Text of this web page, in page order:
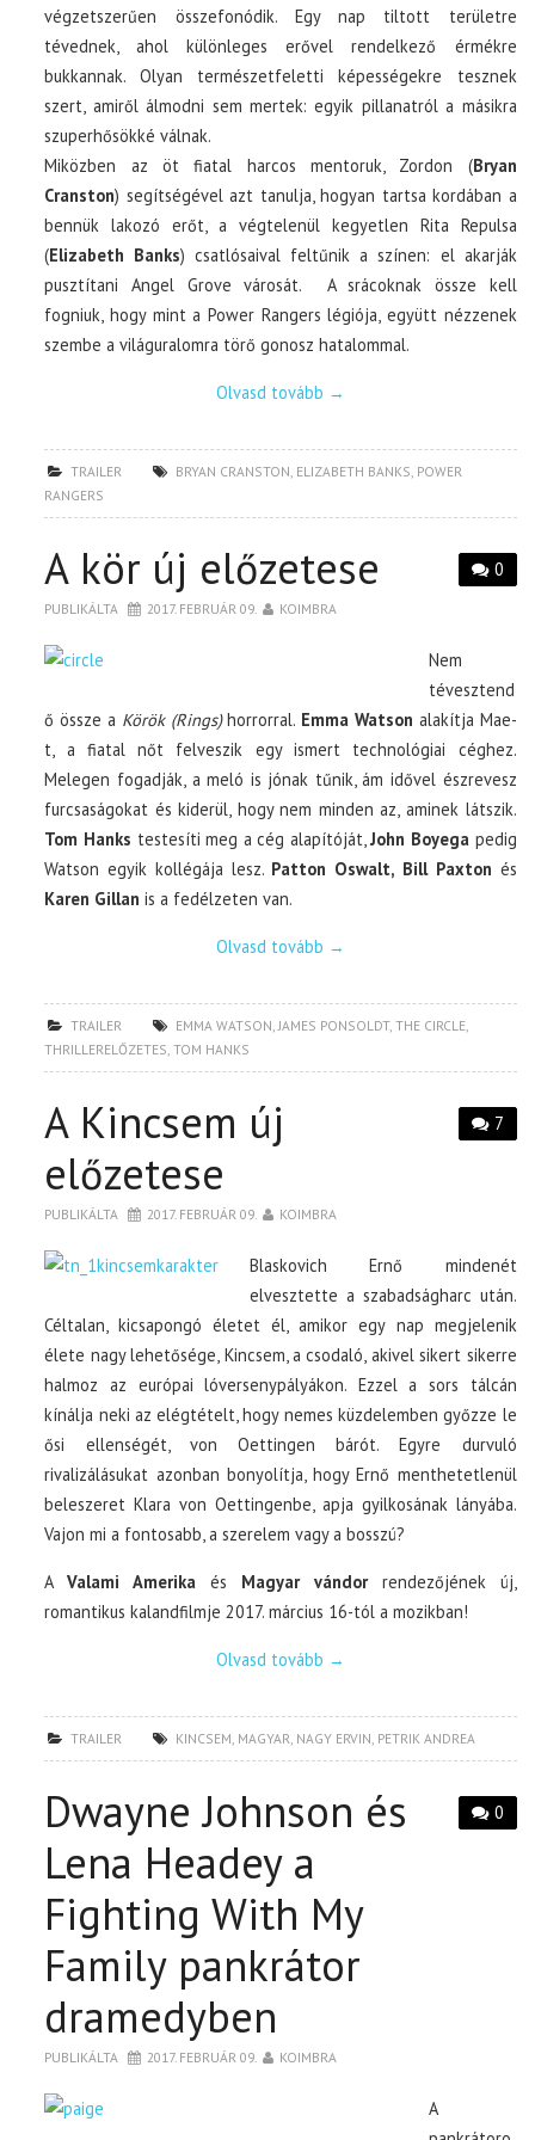
végzetszerűen összefonódik. Egy nap tiltott területre
tévednek, ahol különleges erővel rendelkező érmékre
bukkannak. Olyan természetfeletti képességekre tesznek
szert, amiről álmodni sem mertek: egyik pillanatról a másikra
szuperhősökké válnak.
Miközben az öt fiatal harcos mentoruk, Zordon (Bryan
Cranston) segítségével azt tanulja, hogyan tartsa kordában a
bennük lakozó erőt, a végtelenül kegyetlen Rita Repulsa
(Elizabeth Banks) csatlósaival feltűnik a színen: el akarják
pusztítani Angel Grove városát. A srácoknak össze kell
fogniuk, hogy mint a Power Rangers légiója, együtt nézzenek
szembe a világuralomra törő gonosz hatalommal.
Olvasd tovább →
TRAILER BRYAN CRANSTON, ELIZABETH BANKS, POWER
RANGERS
0
A kör új előzetese
PUBLIKÁLTA 2017. FEBRUÁR 09. KOIMBRA
Nem
tévesztend
ő össze a Körök (Rings)horrorral. Emma Watson alakítja Mae-
t, a fiatal nőt felveszik egy ismert technológiai céghez.
Melegen fogadják, a meló is jónak tűnik, ám idővel észrevesz
furcsaságokat és kiderül, hogy nem minden az, aminek látszik.
Tom Hanks testesíti meg a cég alapítóját,John Boyegapedig
Watson egyik kollégája lesz. Patton Oswalt, Bill Paxton és
Karen Gillan is a fedélzeten van.
Olvasd tovább →
TRAILER EMMA WATSON,JAMES PONSOLDT,THE CIRCLE,
THRILLERELŐZETES,TOM HANKS
7
A Kincsem új
előzetese
PUBLIKÁLTA 2017. FEBRUÁR 09. KOIMBRA
Blaskovich Ernő mindenét
elvesztette a szabadságharc után.
Céltalan, kicsapongó életet él, amikor egy nap megjelenik
élete nagy lehetősége, Kincsem, a csodaló, akivel sikert sikerre
halmoz az európai lóversenypályákon. Ezzel a sors tálcán
kínálja neki az elégtételt, hogy nemes küzdelemben győzze le
ősi ellenségét, von Oettingen bárót. Egyre durvuló
rivalizálásukat azonban bonyolítja, hogy Ernő menthetetlenül
beleszeret Klara von Oettingenbe, apja gyilkosának lányába.
Vajon mi a fontosabb, a szerelem vagy a bosszú?
AValami Amerika és Magyar vándorrendezőjének új,
romantikus kalandfilmje 2017. március 16-tól a mozikban!
Olvasd tovább →
TRAILER KINCSEM, MAGYAR, NAGY ERVIN, PETRIK ANDREA
0
Dwayne Johnson és
Lena Headey a
Fighting With My
Family pankrátor
dramedyben
PUBLIKÁLTA 2017. FEBRUÁR 09. KOIMBRA
A